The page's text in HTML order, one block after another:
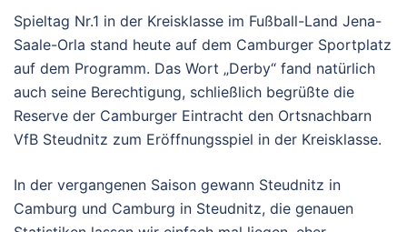
Spieltag Nr.1 in der Kreisklasse im Fußball-Land Jena-
Saale-Orla stand heute auf dem Camburger Sportplatz
auf dem Programm. Das Wort „Derby“ fand natürlich
auch seine Berechtigung, schließlich begrüßte die
Reserve der Camburger Eintracht den Ortsnachbarn
VfB Steudnitz zum Eröffnungsspiel in der Kreisklasse.
In der vergangenen Saison gewann Steudnitz in
Camburg und Camburg in Steudnitz, die genauen